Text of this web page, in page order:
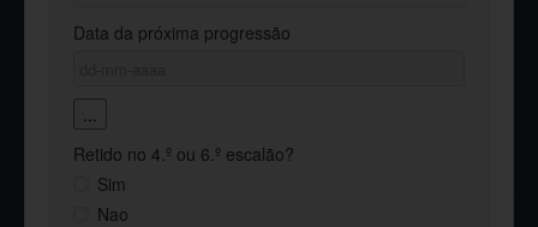
Data da próxima progressão
...
Retido no 4.º ou 6.º escalão?
Sim
Nao